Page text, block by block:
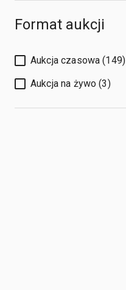
Format aukcji
Aukcja czasowa (149)
Aukcja na żywo (3)